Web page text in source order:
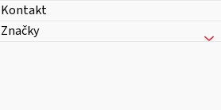
Kontakt
Značky